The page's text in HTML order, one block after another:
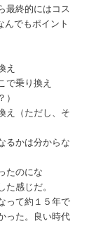
最終的にはコス
んでもポイント
え
で乗り換え
え（ただし、そ
るかは分からな
たのにな
感じだ。
って約１５年で
った。良い時代